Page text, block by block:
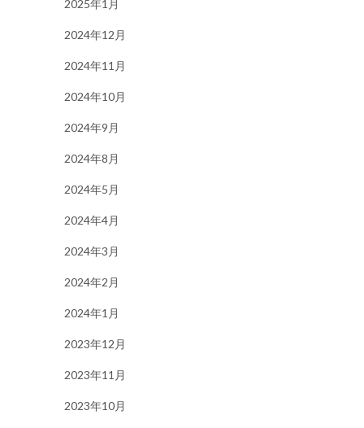
2025年1月
2024年12月
2024年11月
2024年10月
2024年9月
2024年8月
2024年5月
2024年4月
2024年3月
2024年2月
2024年1月
2023年12月
2023年11月
2023年10月